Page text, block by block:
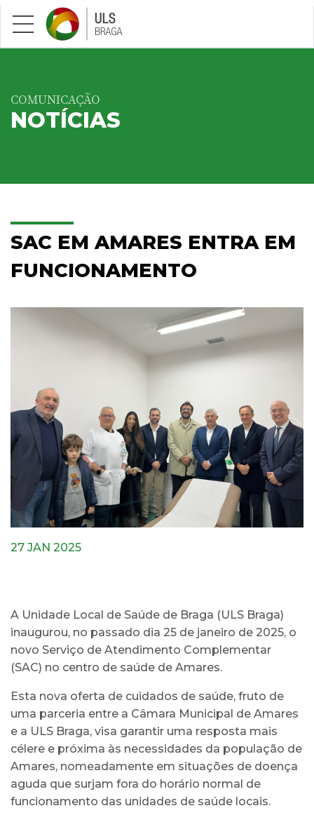
Saltar para conteúdo principal
COMUNICAÇÃO
NOTÍCIAS
SAC EM AMARES ENTRA EM
FUNCIONAMENTO
27 JAN 2025
A Unidade Local de Saúde de Braga (ULS Braga)
inaugurou, no passado dia 25 de janeiro de 2025, o
novo Serviço de Atendimento Complementar
(SAC) no centro de saúde de Amares.
Esta nova oferta de cuidados de saúde, fruto de
uma parceria entre a Câmara Municipal de Amares
e a ULS Braga, visa garantir uma resposta mais
célere e próxima às necessidades da população de
Amares, nomeadamente em situações de doença
aguda que surjam fora do horário normal de
funcionamento das unidades de saúde locais.